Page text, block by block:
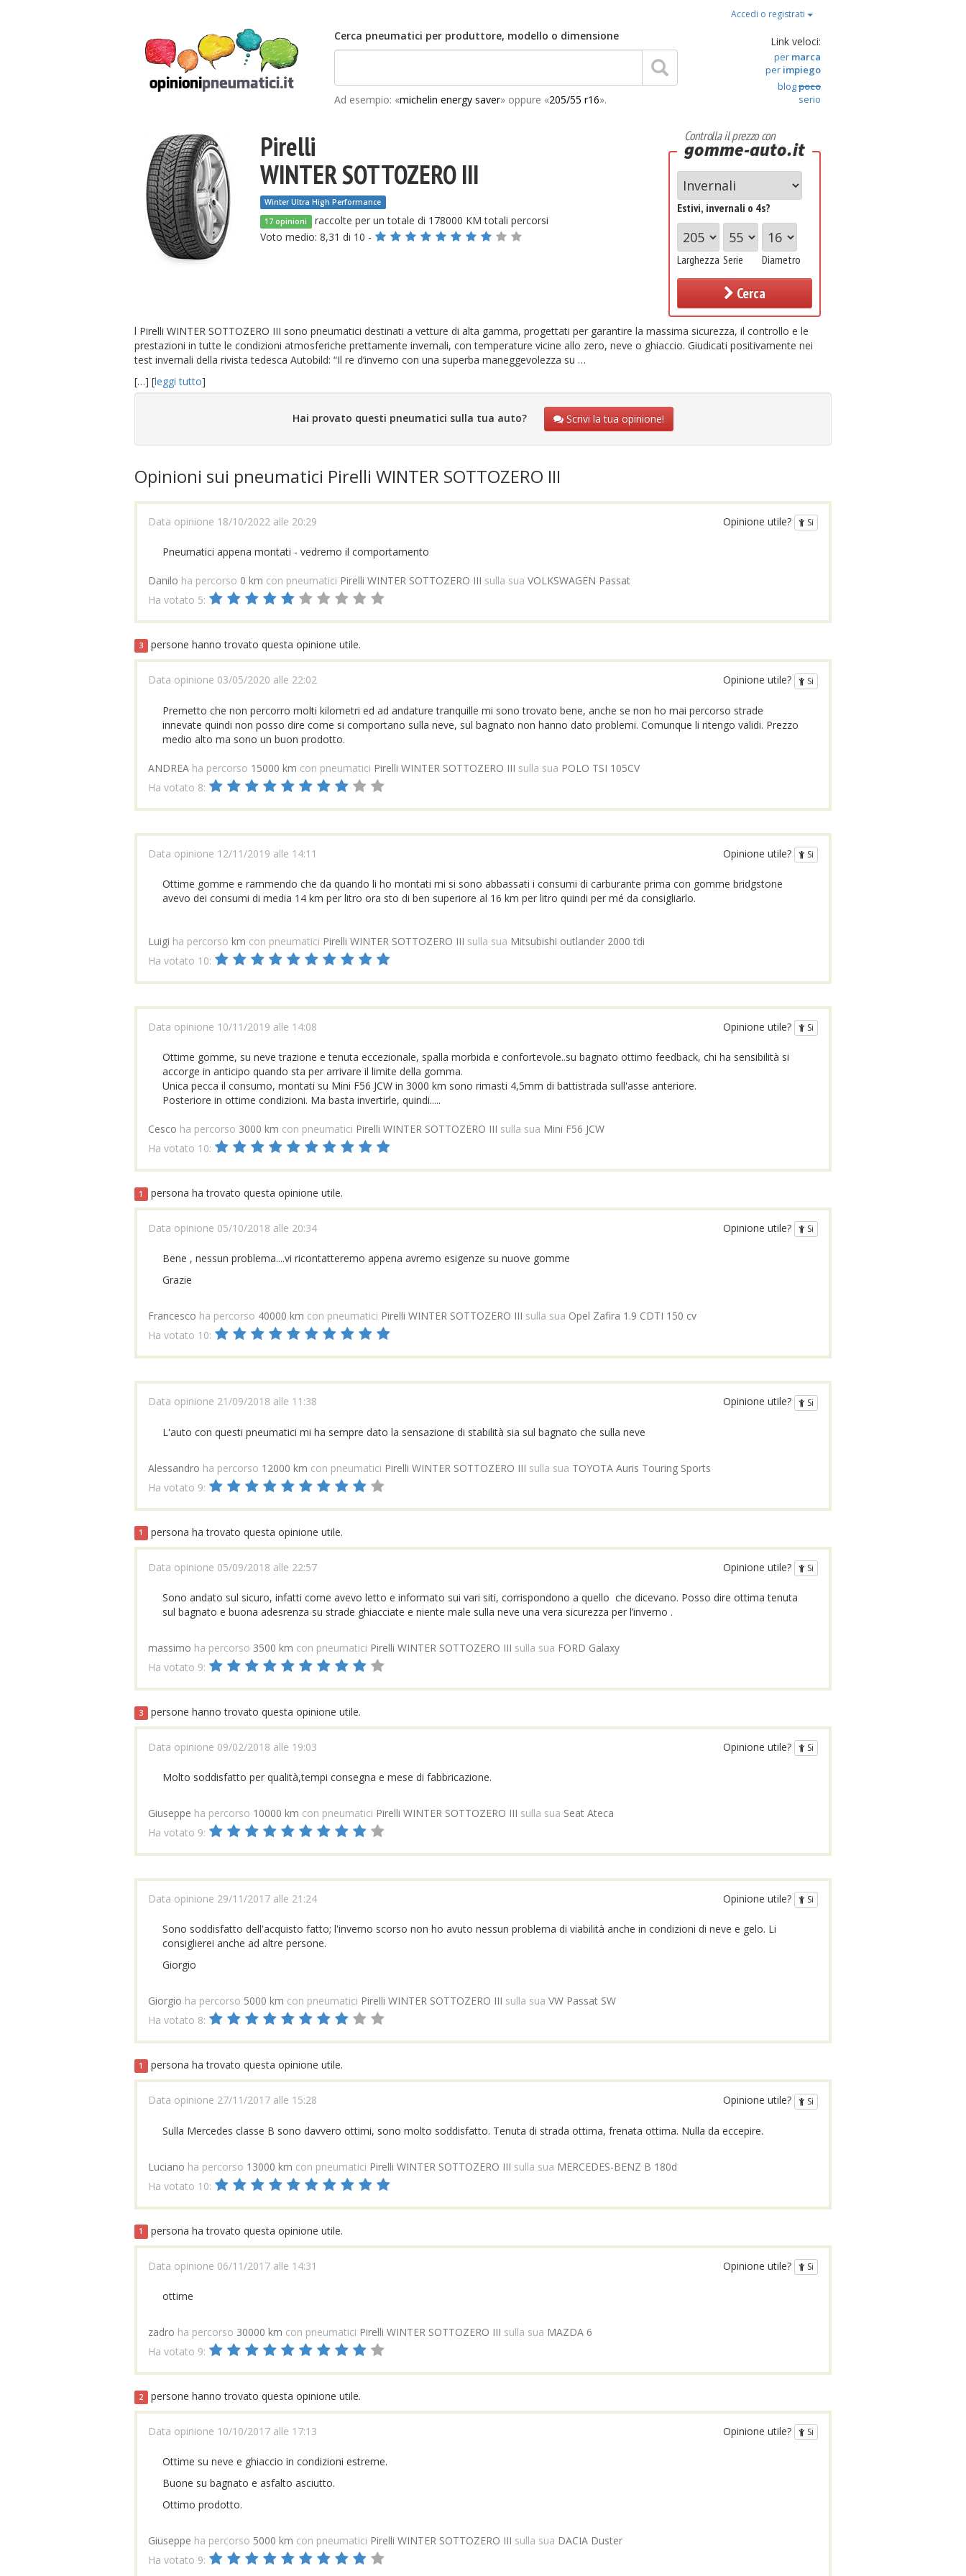
Accedi o registrati
Cerca pneumatici per produttore, modello o dimensione
Ad esempio: «michelin energy saver» oppure «205/55 r16».
Link veloci:
per marca
per impiego
blogpoco
serio
Pirelli
WINTER SOTTOZERO III
Winter Ultra High Performance
17 opinioni raccolte per un totale di 178000 KM totali percorsi
Voto medio: 8,31 di 10 -
Controlla il prezzo con
gomme-auto.it
Estivi, invernali o 4s?
Larghezza Serie Diametro
Cerca
l Pirelli WINTER SOTTOZERO III sono pneumatici destinati a vetture di alta gamma, progettati per garantire la massima sicurezza, il controllo e le
prestazioni in tutte le condizioni atmosferiche prettamente invernali, con temperature vicine allo zero, neve o ghiaccio. Giudicati positivamente nei
test invernali della rivista tedesca Autobild: “Il re d’inverno con una superba maneggevolezza su …
[…] [leggi tutto]
Hai provato questi pneumatici sulla tua auto? Scrivi la tua opinione!
Opinioni sui pneumatici Pirelli WINTER SOTTOZERO III
Data opinione 18/10/2022 alle 20:29 Opinione utile? Si
Pneumatici appena montati - vedremo il comportamento
Danilo ha percorso 0 km con pneumatici Pirelli WINTER SOTTOZERO III sulla sua VOLKSWAGEN Passat
Ha votato 5:
3 persone hanno trovato questa opinione utile.
Data opinione 03/05/2020 alle 22:02 Opinione utile? Si
Premetto che non percorro molti kilometri ed ad andature tranquille mi sono trovato bene, anche se non ho mai percorso strade
innevate quindi non posso dire come si comportano sulla neve, sul bagnato non hanno dato problemi. Comunque li ritengo validi. Prezzo
medio alto ma sono un buon prodotto.
ANDREA ha percorso 15000 km con pneumatici Pirelli WINTER SOTTOZERO III sulla sua POLO TSI 105CV
Ha votato 8:
Data opinione 12/11/2019 alle 14:11 Opinione utile? Si
Ottime gomme e rammendo che da quando li ho montati mi si sono abbassati i consumi di carburante prima con gomme bridgstone
avevo dei consumi di media 14 km per litro ora sto di ben superiore al 16 km per litro quindi per mé da consigliarlo.
Luigi ha percorso km con pneumatici Pirelli WINTER SOTTOZERO III sulla sua Mitsubishi outlander 2000 tdi
Ha votato 10:
Data opinione 10/11/2019 alle 14:08 Opinione utile? Si
Ottime gomme, su neve trazione e tenuta eccezionale, spalla morbida e confortevole..su bagnato ottimo feedback, chi ha sensibilità si
accorge in anticipo quando sta per arrivare il limite della gomma.
Unica pecca il consumo, montati su Mini F56 JCW in 3000 km sono rimasti 4,5mm di battistrada sull'asse anteriore.
Posteriore in ottime condizioni. Ma basta invertirle, quindi.....
Cesco ha percorso 3000 km con pneumatici Pirelli WINTER SOTTOZERO III sulla sua Mini F56 JCW
Ha votato 10:
1 persona ha trovato questa opinione utile.
Data opinione 05/10/2018 alle 20:34 Opinione utile? Si
Bene , nessun problema....vi ricontatteremo appena avremo esigenze su nuove gomme
Grazie
Francesco ha percorso 40000 km con pneumatici Pirelli WINTER SOTTOZERO III sulla sua Opel Zafira 1.9 CDTI 150 cv
Ha votato 10:
Data opinione 21/09/2018 alle 11:38 Opinione utile? Si
L'auto con questi pneumatici mi ha sempre dato la sensazione di stabilità sia sul bagnato che sulla neve
Alessandro ha percorso 12000 km con pneumatici Pirelli WINTER SOTTOZERO III sulla sua TOYOTA Auris Touring Sports
Ha votato 9:
1 persona ha trovato questa opinione utile.
Data opinione 05/09/2018 alle 22:57 Opinione utile? Si
Sono andato sul sicuro, infatti come avevo letto e informato sui vari siti, corrispondono a quello che dicevano. Posso dire ottima tenuta
sul bagnato e buona adesrenza su strade ghiacciate e niente male sulla neve una vera sicurezza per l’inverno .
massimo ha percorso 3500 km con pneumatici Pirelli WINTER SOTTOZERO III sulla sua FORD Galaxy
Ha votato 9:
3 persone hanno trovato questa opinione utile.
Data opinione 09/02/2018 alle 19:03 Opinione utile? Si
Molto soddisfatto per qualità,tempi consegna e mese di fabbricazione.
Giuseppe ha percorso 10000 km con pneumatici Pirelli WINTER SOTTOZERO III sulla sua Seat Ateca
Ha votato 9:
Data opinione 29/11/2017 alle 21:24 Opinione utile? Si
Sono soddisfatto dell'acquisto fatto; l'inverno scorso non ho avuto nessun problema di viabilità anche in condizioni di neve e gelo. Li
consiglierei anche ad altre persone.
Giorgio
Giorgio ha percorso 5000 km con pneumatici Pirelli WINTER SOTTOZERO III sulla sua VW Passat SW
Ha votato 8:
1 persona ha trovato questa opinione utile.
Data opinione 27/11/2017 alle 15:28 Opinione utile? Si
Sulla Mercedes classe B sono davvero ottimi, sono molto soddisfatto. Tenuta di strada ottima, frenata ottima. Nulla da eccepire.
Luciano ha percorso 13000 km con pneumatici Pirelli WINTER SOTTOZERO III sulla sua MERCEDES-BENZ B 180d
Ha votato 10:
1 persona ha trovato questa opinione utile.
Data opinione 06/11/2017 alle 14:31 Opinione utile? Si
ottime
zadro ha percorso 30000 km con pneumatici Pirelli WINTER SOTTOZERO III sulla sua MAZDA 6
Ha votato 9:
2 persone hanno trovato questa opinione utile.
Data opinione 10/10/2017 alle 17:13 Opinione utile? Si
Ottime su neve e ghiaccio in condizioni estreme.
Buone su bagnato e asfalto asciutto.
Ottimo prodotto.
Giuseppe ha percorso 5000 km con pneumatici Pirelli WINTER SOTTOZERO III sulla sua DACIA Duster
Ha votato 9: